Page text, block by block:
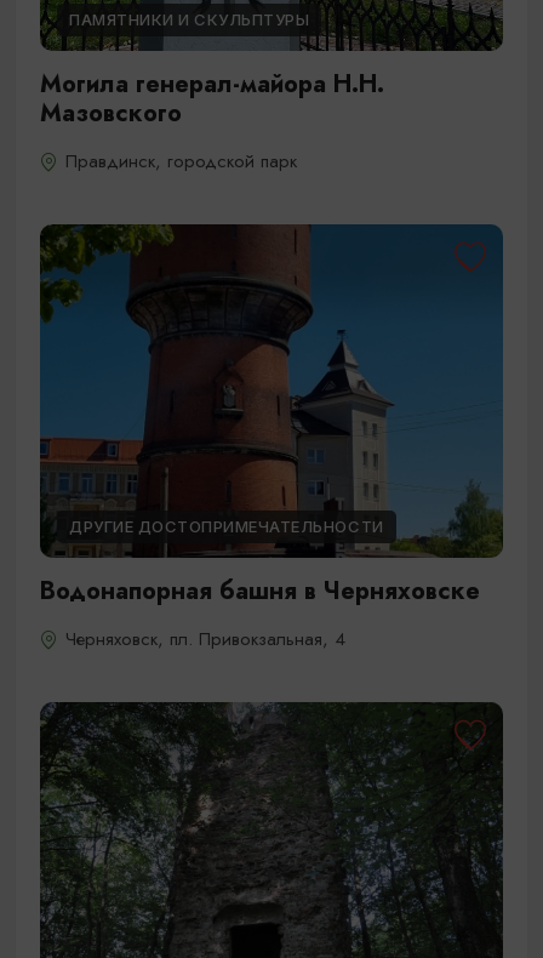
ПАМЯТНИКИ И СКУЛЬПТУРЫ
Могила генерал-майора Н.Н.
Мазовского
Правдинск, городской парк
ДРУГИЕ ДОСТОПРИМЕЧАТЕЛЬНОСТИ
Водонапорная башня в Черняховске
Черняховск, пл. Привокзальная, 4